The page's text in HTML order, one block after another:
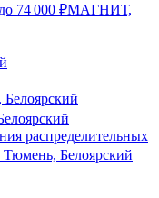
до 74 000 ₽МАГНИТ,
распределительных
Тюмень, Белоярский